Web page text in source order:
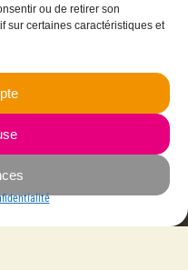
ou de retirer son
sur certaines caractéristiques et
Mes créations
Vêtements